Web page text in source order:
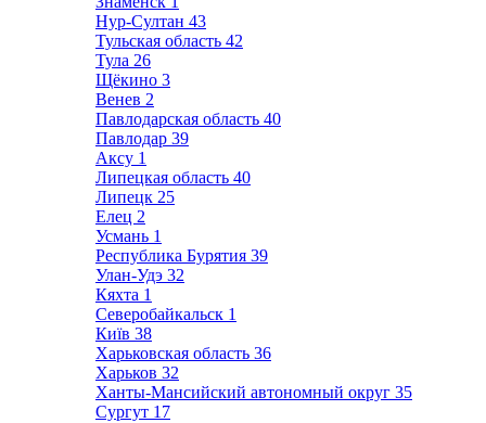
Нур-Султан 43
Тульская область 42
Тула 26
Щёкино 3
Венев 2
Павлодарская область 40
Павлодар 39
Аксу 1
Липецкая область 40
Липецк 25
Елец 2
Усмань 1
Республика Бурятия 39
Улан-Удэ 32
Кяхта 1
Северобайкальск 1
Київ 38
Харьковская область 36
Харьков 32
Ханты-Мансийский автономный округ 35
Сургут 17